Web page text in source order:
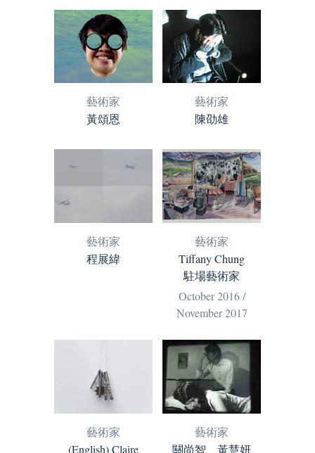
藝術家
黃頌恩
藝術家
陳劭雄
藝術家
程展緯
藝術家
Tiffany Chung
駐場藝術家
October 2016 /
November 2017
藝術家
(English) Claire
藝術家
關尚智、黃慧妍